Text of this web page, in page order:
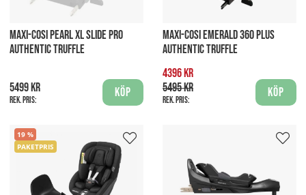
MAXI-COSI PEARL XL SLIDE PRO
AUTHENTIC TRUFFLE
5499 kr
Rek. pris:
Köp
MAXI-COSI EMERALD 360 PLUS
AUTHENTIC TRUFFLE
4396 kr
5495 kr
Rek. pris:
Köp
19
PAKETPRIS